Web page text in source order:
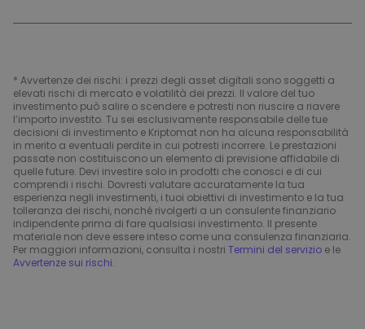
* Avvertenze dei rischi: i prezzi degli asset digitali sono soggetti a
elevati rischi di mercato e volatilità dei prezzi. Il valore del tuo
investimento può salire o scendere e potresti non riuscire a riavere
l’importo investito. Tu sei esclusivamente responsabile delle tue
decisioni di investimento e Kriptomat non ha alcuna responsabilità
in merito a eventuali perdite in cui potresti incorrere. Le prestazioni
passate non costituiscono un elemento di previsione affidabile di
quelle future. Devi investire solo in prodotti che conosci e di cui
comprendi i rischi. Dovresti valutare accuratamente la tua
esperienza negli investimenti, i tuoi obiettivi di investimento e la tua
tolleranza dei rischi, nonché rivolgerti a un consulente finanziario
indipendente prima di fare qualsiasi investimento. Il presente
materiale non deve essere inteso come una consulenza finanziaria.
Per maggiori informazioni, consulta i nostri Termini del servizio e le
Avvertenze sui rischi.